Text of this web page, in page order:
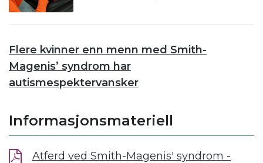
Flere kvinner enn menn med Smith-
Magenis’ syndrom har
autismespektervansker
Informasjonsmateriell
Atferd ved Smith-Magenis' syndrom -